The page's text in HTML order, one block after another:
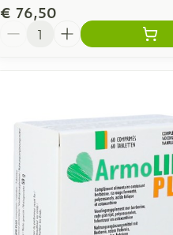
€ 76,50
Aantal